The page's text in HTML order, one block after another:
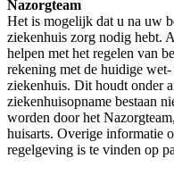
Nazorgteam
Het is mogelijk dat u na uw
ziekenhuis zorg nodig hebt.
helpen met het regelen van
rekening met de huidige
ziekenhuis. Dit houdt onder
ziekenhuisopname bestaan
worden door het
huisarts. Overige informatie
regelgeving is te vinden op